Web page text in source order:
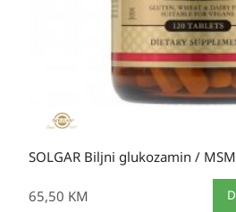
SOLGAR Biljni glukozamin /
65,50 KM